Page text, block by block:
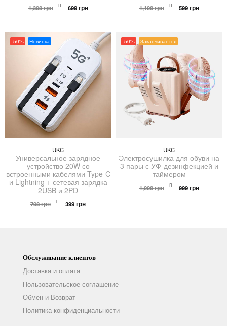
1,398грн
Первоначальная
699грнТекущая
1,198грн
Первоначальная
599грнТекущая
-50% Новинка
UKC
Универсальное зарядное
устройство 20W со
встроенными кабелями Type-C
и Lightning + сетевая зарядка
2USB и 2PD
798грн
Первоначальная
цена
399грнТекущая
-50% Заканчивается
UKC
Электросушилка для обуви на
3 пары с УФ-дезинфекцией и
таймером
1,998грн
Первоначальная
цена
999грнТекущая
Обслуживание клиентов
Доставка и оплата
Пользовательское соглашение
Обмен и Возврат
Политика конфиденциальности